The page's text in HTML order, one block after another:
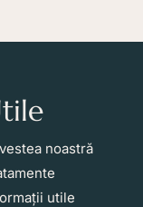
noastră
utile